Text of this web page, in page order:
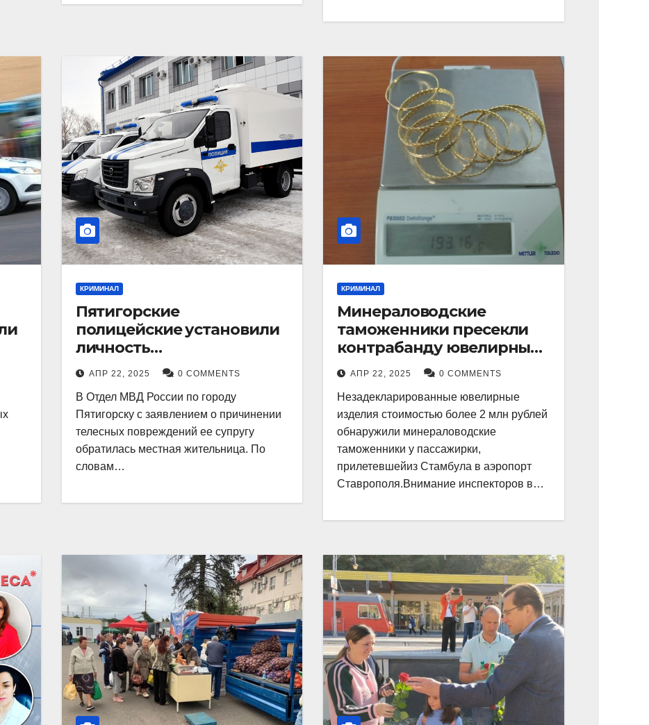
КРИМИНАЛ
Пятигорские
полицейские установили
личность
злоумышленника,
причинившего телесные
повреждения местному
жителю
АПР 22, 2025 0 COMMENTS
В Отдел МВД России по городу
Пятигорску с заявлением о причинении
телесных повреждений ее супругу
обратилась местная жительница. По
словам…
КРИМИНАЛ
Минераловодские
таможенники пресекли
контрабанду ювелирных
изделий на 2 млн рублей
АПР 22, 2025 0 COMMENTS
Незадекларированные ювелирные
изделия стоимостью более 2 млн рублей
обнаружили минераловодские
таможенники у пассажирки,
прилетевшейиз Стамбула в аэропорт
Ставрополя.Внимание инспекторов в…